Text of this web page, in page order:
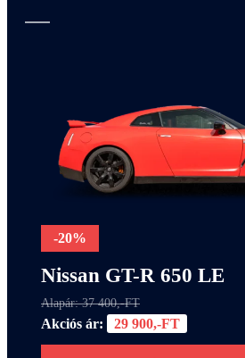
-20%
Nissan GT-R 650 LE
Alapár: 37 400,-FT
Akciós ár: 29 900,-FT